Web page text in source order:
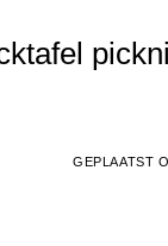
GEPLAATST